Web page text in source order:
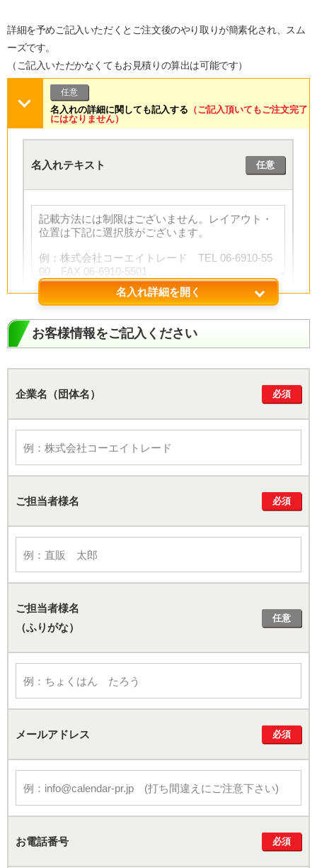
詳細を予めご記入いただくとご注文後のやり取りが簡素化され、スム
ーズです。
（ご記入いただかなくてもお見積りの算出は可能です）
任意
名入れの詳細に関しても記入する （ご記入頂いてもご注文完了
にはなりません）
名入れ詳細を開く
名入れテキスト 任意
お客様情報をご記入ください
企業名（団体名） 必須
ご担当者様名 必須
ご担当者様名
（ふりがな）
任意
メールアドレス 必須
お電話番号 必須